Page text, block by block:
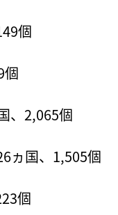
個
個
、2,065個
ヵ国、1,505個
個